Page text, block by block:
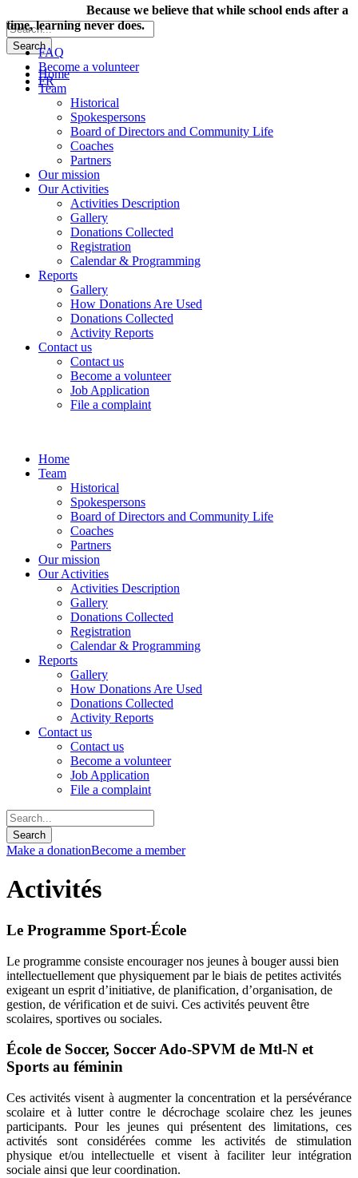
Home
Team
Historical
Spokespersons
Board of Directors and Community Life
Coaches
Partners
Our mission
Our Activities
Activities Description
Gallery
Donations Collected
Registration
Calendar & Programming
Reports
Gallery
How Donations Are Used
Donations Collected
Activity Reports
Contact us
Contact us
Become a volunteer
Job Application
File a complaint
Because we believe that while school ends after a
time, learning never does.
FAQ
Become a volunteer
FR
Home
Team
Historical
Spokespersons
Board of Directors and Community Life
Coaches
Partners
Our mission
Our Activities
Activities Description
Gallery
Donations Collected
Registration
Calendar & Programming
Reports
Gallery
How Donations Are Used
Donations Collected
Activity Reports
Contact us
Contact us
Become a volunteer
Job Application
File a complaint
Make a donationBecome a member
Activités
Le Programme Sport-École
Le programme consiste encourager nos jeunes à bouger aussi bien
intellectuellement que physiquement par le biais de petites activités
exigeant un esprit d’initiative, de planification, d’organisation, de
gestion, de vérification et de suivi. Ces activités peuvent être
scolaires, sportives ou sociales.
École de Soccer, Soccer Ado-SPVM de Mtl-N et
Sports au féminin
Ces activités visent à augmenter la concentration et la persévérance
scolaire et à lutter contre le décrochage scolaire chez les jeunes
participants. Pour les jeunes qui présentent des limitations, ces
activités sont considérées comme les activités de stimulation
physique et/ou intellectuelle et visent à faciliter leur intégration
sociale ainsi que leur coordination.